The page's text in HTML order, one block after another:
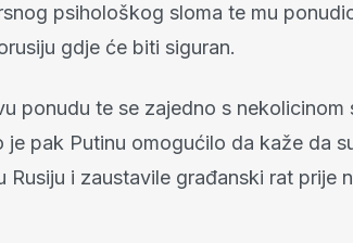
psihološkog sloma te mu
gdje će biti siguran.
ponudu te se zajedno s nekolicinom
pak Putinu omogućilo da kaže da
Rusiju i zaustavile građanski rat prije